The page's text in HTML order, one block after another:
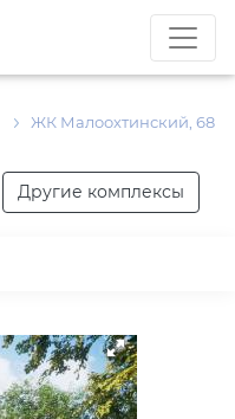
ЖК Малоохтинский, 68
Другие комплексы